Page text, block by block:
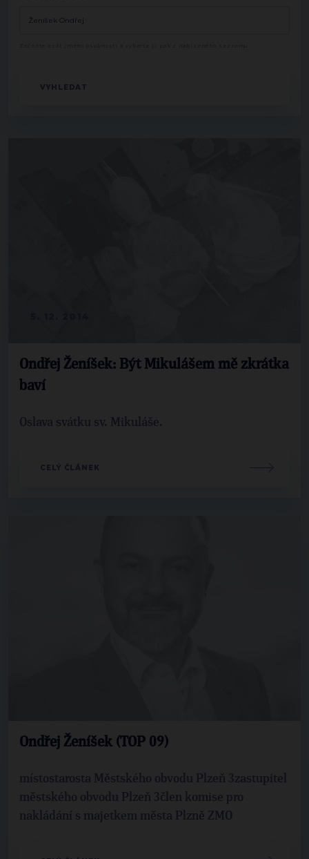
Ondřej Ženíšek: Být Mikulášem mě zkrátka
baví
Oslava svátku sv. Mikuláše.
CELÝ ČLÁNEK
Ondřej Ženíšek (TOP 09)
místostarosta Městského obvodu Plzeň 3zastupitel
městského obvodu Plzeň 3člen komise pro
nakládání s majetkem města Plzně ZMO